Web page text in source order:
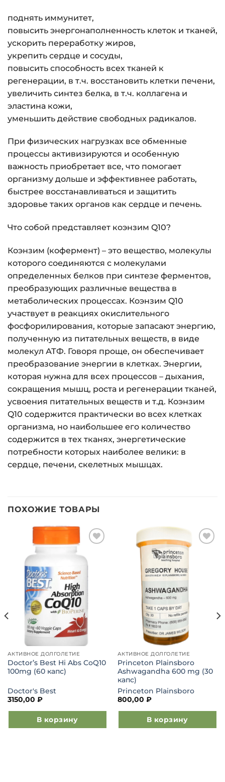
поднять иммунитет,
повысить энергонаполненность клеток и тканей,
ускорить переработку жиров,
укрепить сердце и сосуды,
повысить способность всех тканей к
регенерации, в т.ч. восстановить клетки печени,
увеличить синтез белка, в т.ч. коллагена и
эластина кожи,
уменьшить действие свободных радикалов.
При физических нагрузках все обменные
процессы активизируются и особенную
важность приобретает все, что помогает
организму дольше и эффективнее работать,
быстрее восстанавливаться и защитить
здоровье таких органов как сердце и печень.
Что собой представляет коэнзим Q10?
Коэнзим (кофермент) – это вещество, молекулы
которого соединяются с молекулами
определенных белков при синтезе ферментов,
преобразующих различные вещества в
метаболических процессах. Коэнзим Q10
участвует в реакциях окислительного
фосфорилирования, которые запасают энергию,
полученную из питательных веществ, в виде
молекул АТФ. Говоря проще, он обеспечивает
преобразование энергии в клетках. Энергии,
которая нужна для всех процессов – дыхания,
сокращения мышц, роста и регенерации тканей,
усвоения питательных веществ и т.д. Коэнзим
Q10 содержится практически во всех клетках
организма, но наибольшее его количество
содержится в тех тканях, энергетические
потребности которых наиболее велики: в
сердце, печени, скелетных мышцах.
ПОХОЖИЕ ТОВАРЫ
Добавить
в список
желаний
АКТИВНОЕ ДОЛГОЛЕТИЕ
Doctor’s Best Hi Abs CoQ10
100mg (60 капс)
Doctor's Best
3150,00 ₽
В корзину
Добавить
АКТИВНОЕ ДОЛГОЛЕТИЕ
Princeton Plainsboro
Ashwagandha 600 mg (30
капс)
Princeton Plainsboro
800,00 ₽
В корзину